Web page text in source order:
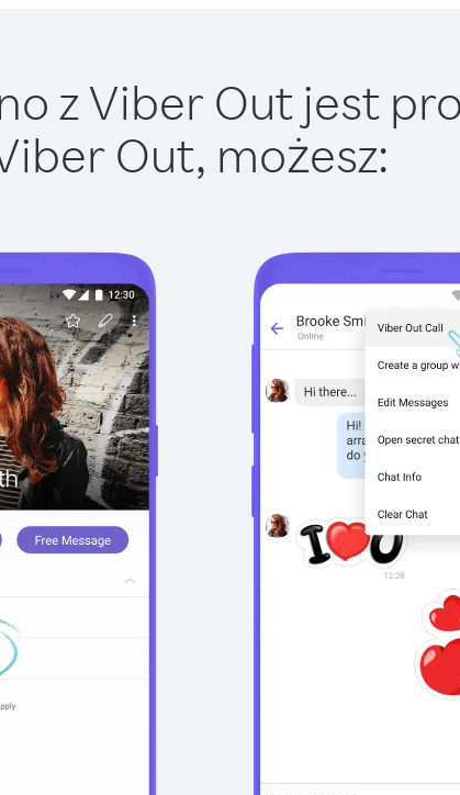
z Viber Out jest
Out, możesz: